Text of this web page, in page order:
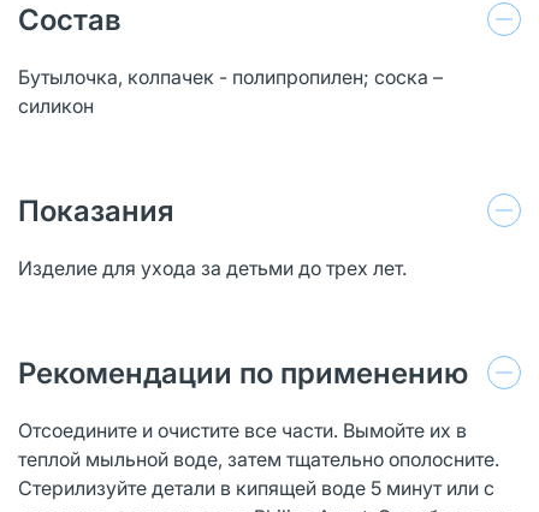
Состав
Бутылочка, колпачек - полипропилен; соска –
силикон
Показания
Изделие для ухода за детьми до трех лет.
Рекомендации по применению
Отсоедините и очистите все части. Вымойте их в
теплой мыльной воде, затем тщательно ополосните.
Стерилизуйте детали в кипящей воде 5 минут или с